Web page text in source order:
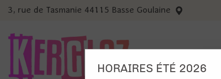
3, rue de Tasmanie 44115 Basse Goulaine
HORAIRES ÉTÉ 2026